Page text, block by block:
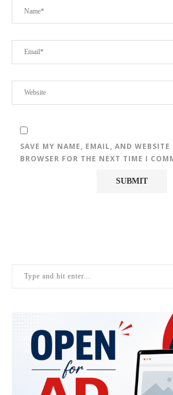
SAVE MY NAME, EMAIL, AND
BROWSER FOR THE NEXT TIME I